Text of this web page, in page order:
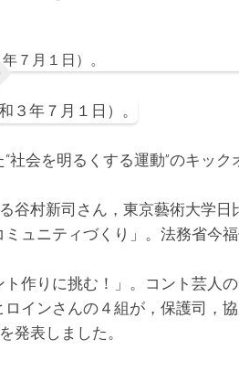
会を明るくする運動”のキック
谷村新司さん，東京藝術大学日
ュニティづくり」。法務省今
作りに挑む！」。コント芸人
インさんの４組が，保護司，協
発表しました。